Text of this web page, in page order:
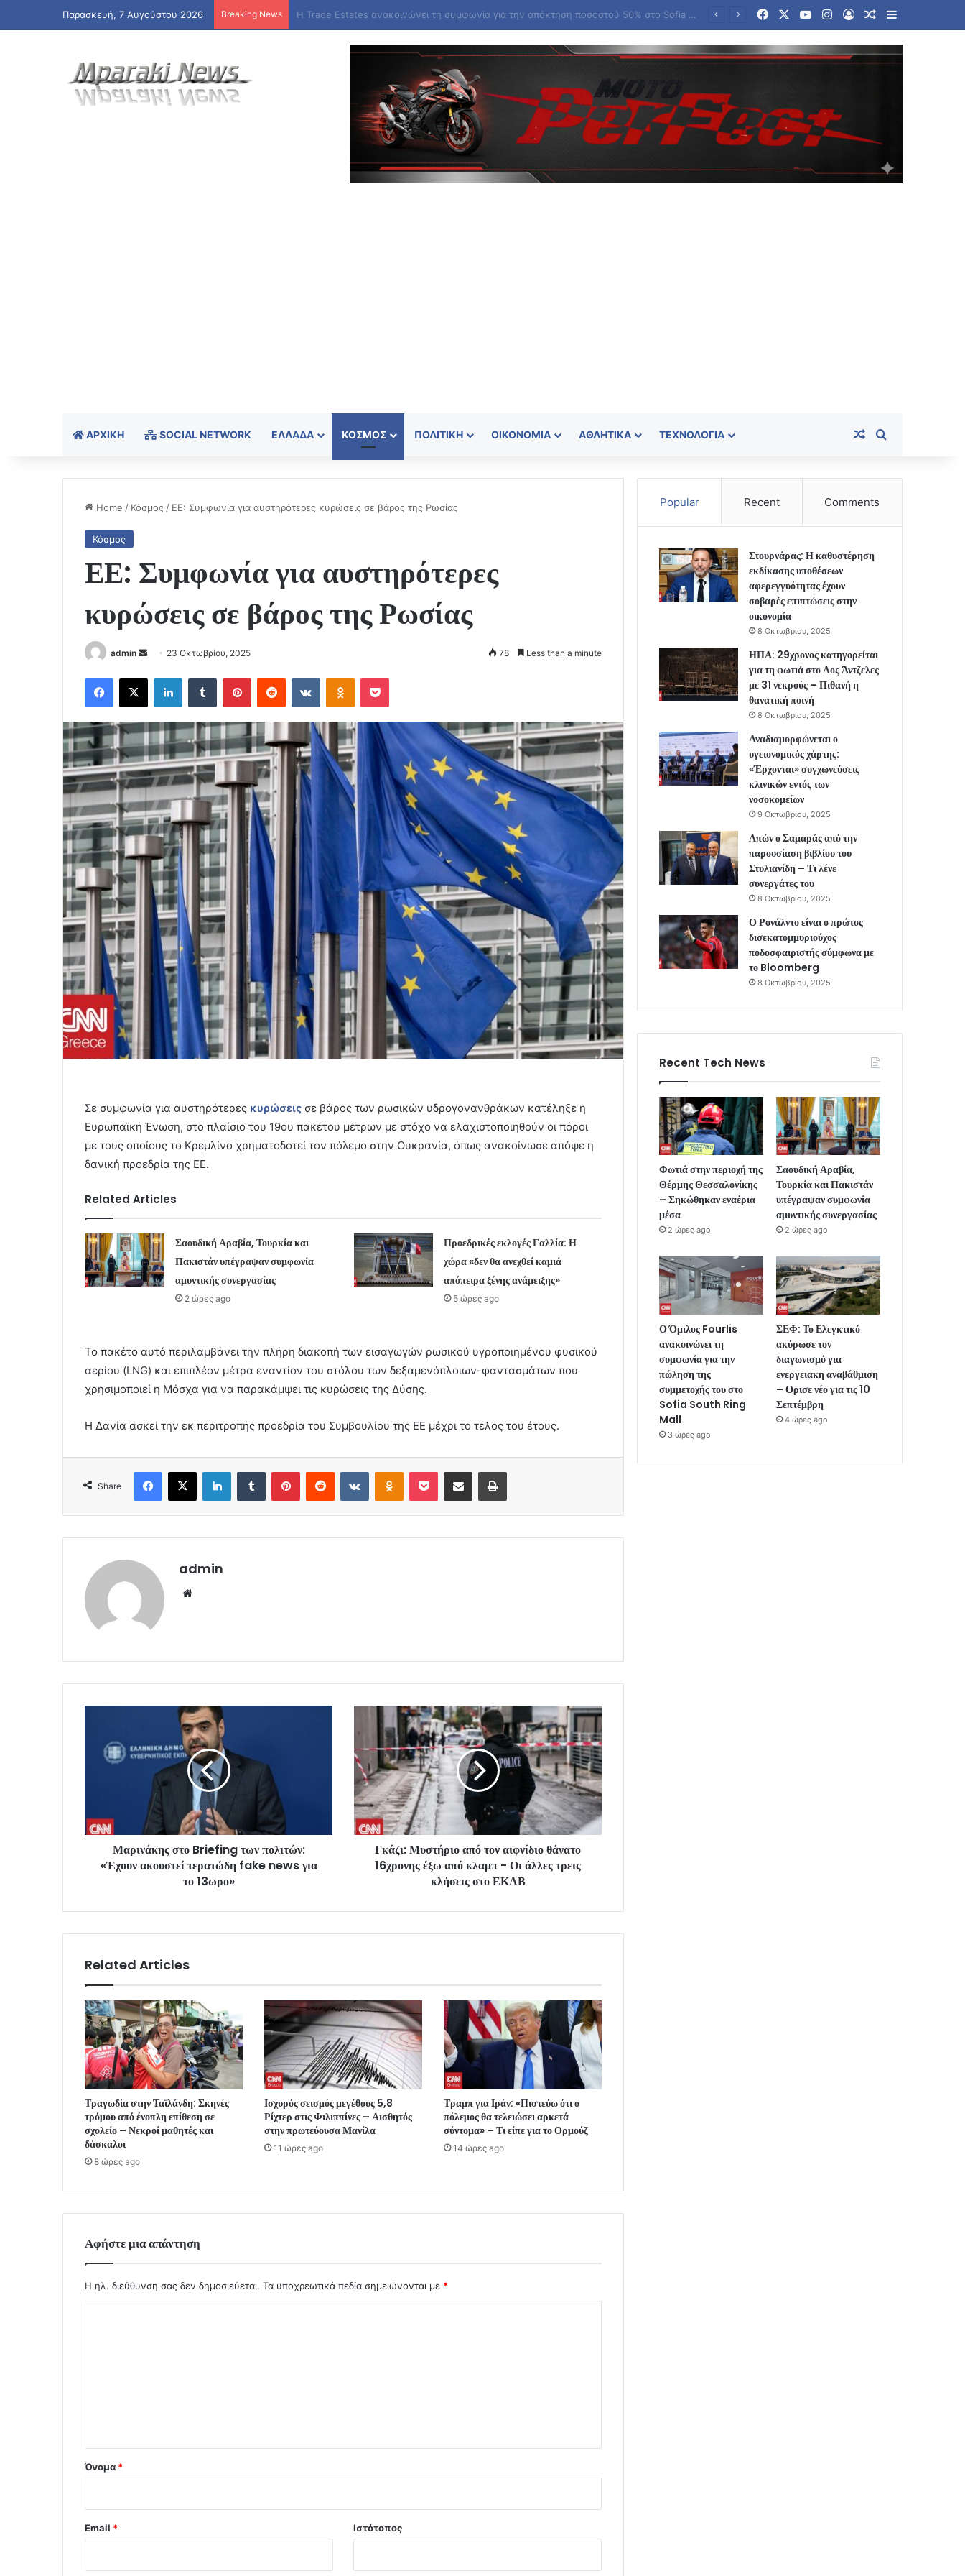
Παρασκευή, 7 Αυγούστου 2026 Breaking News Φωτιά στην περιοχή της Θέρμης Θεσσαλονίκης – Σηκώθηκαν εναέρια μέσα FacebookYouTubeInstagram
Log InRandom Article
Sidebar
ΑΡΧΙΚΉ SOCIAL NETWORK ΕΛΛΆΔΑ ΚΌΣΜΟΣ ΠΟΛΙΤΙΚΉ ΟΙΚΟΝΟΜΊΑ ΑΘΛΗΤΙΚΆ ΤΕΧΝΟΛΟΓΊΑ Random Article
Home / Κόσμος / ΕΕ: Συμφωνία για αυστηρότερες κυρώσεις σε βάρος της Ρωσίας
Κόσμος
ΕΕ: Συμφωνία για αυστηρότερες
κυρώσεις σε βάρος της Ρωσίας
admin
Send
email
23 Οκτωβρίου, 2025 78 Less than a minute
Facebook
X LinkedInTumblr PinterestReddit VKontakteOdnoklassniki
Pocket
Σε συμφωνία για αυστηρότερες κυρώσεις σε βάρος των ρωσικών υδρογονανθράκων κατέληξε η
Ευρωπαϊκή Ένωση, στο πλαίσιο του 19ου πακέτου μέτρων με στόχο να ελαχιστοποιηθούν οι πόροι
με τους οποίους το Κρεμλίνο χρηματοδοτεί τον πόλεμο στην Ουκρανία, όπως ανακοίνωσε απόψε η
δανική προεδρία της ΕΕ.
Related Articles
Σαουδική Αραβία, Τουρκία και
Πακιστάν υπέγραψαν συμφωνία
αμυντικής συνεργασίας
2 ώρες ago
Προεδρικές εκλογές Γαλλία: Η
χώρα «δεν θα ανεχθεί καμιά
απόπειρα ξένης ανάμειξης»
5 ώρες ago
Το πακέτο αυτό περιλαμβάνει την πλήρη διακοπή των εισαγωγών ρωσικού υγροποιημένου φυσικού
αερίου (LNG) και επιπλέον μέτρα εναντίον του στόλου των δεξαμενόπλοιων-φαντασμάτων που
χρησιμοποιεί η Μόσχα για να παρακάμψει τις κυρώσεις της Δύσης.
Η Δανία ασκεί την εκ περιτροπής προεδρία του Συμβουλίου της ΕΕ μέχρι το τέλος του έτους.
Share
Facebook
X LinkedInTumblr PinterestReddit VKontakteOdnoklassniki
Pocket Share via Email Print
admin
Μαρινάκης στο Briefing των πολιτών:
«Έχουν ακουστεί τερατώδη fake news για
το 13ωρο»
Γκάζι: Μυστήριο από τον αιφνίδιο θάνατο
16χρονης έξω από κλαμπ - Οι άλλες τρεις
κλήσεις στο ΕΚΑΒ
Related Articles
Τραγωδία στην Ταϊλάνδη: Σκηνές
τρόμου από ένοπλη επίθεση σε
σχολείο – Νεκροί μαθητές και
δάσκαλοι
8 ώρες ago
Ισχυρός σεισμός μεγέθους 5,8
Ρίχτερ στις Φιλιππίνες – Αισθητός
στην πρωτεύουσα Μανίλα
11 ώρες ago
Τραμπ για Ιράν: «Πιστεύω ότι ο
πόλεμος θα τελειώσει αρκετά
σύντομα» – Τι είπε για το Ορμούζ
14 ώρες ago
Αφήστε μια απάντηση
Η ηλ. διεύθυνση σας δεν δημοσιεύεται. Τα υποχρεωτικά πεδία σημειώνονται με *
Όνομα *
Email * Ιστότοπος
Popular Recent Comments
Στουρνάρας: Η καθυστέρηση
εκδίκασης υποθέσεων
αφερεγγυότητας έχουν
σοβαρές επιπτώσεις στην
οικονομία
8 Οκτωβρίου, 2025
ΗΠΑ: 29χρονος κατηγορείται
για τη φωτιά στο Λος Άντζελες
με 31 νεκρούς – Πιθανή η
θανατική ποινή
8 Οκτωβρίου, 2025
Αναδιαμορφώνεται ο
υγειονομικός χάρτης:
«Έρχονται» συγχωνεύσεις
κλινικών εντός των
νοσοκομείων
9 Οκτωβρίου, 2025
Απών ο Σαμαράς από την
παρουσίαση βιβλίου του
Στυλιανίδη – Τι λένε
συνεργάτες του
8 Οκτωβρίου, 2025
Ο Ρονάλντο είναι ο πρώτος
δισεκατομμυριούχος
ποδοσφαιριστής σύμφωνα με
το Bloomberg
8 Οκτωβρίου, 2025
Recent Tech News
Φωτιά στην περιοχή της
Θέρμης Θεσσαλονίκης
– Σηκώθηκαν εναέρια
μέσα
2 ώρες ago
Σαουδική Αραβία,
Τουρκία και Πακιστάν
υπέγραψαν συμφωνία
αμυντικής συνεργασίας
2 ώρες ago
Ο Όμιλος Fourlis
ανακοινώνει τη
συμφωνία για την
πώληση της
συμμετοχής του στο
Sofia South Ring
Mall
3 ώρες ago
ΣΕΦ: Το Ελεγκτικό
ακύρωσε τον
διαγωνισμό για
ενεργειακη αναβάθμιση
– Ορισε νέο για τις 10
Σεπτέμβρη
4 ώρες ago